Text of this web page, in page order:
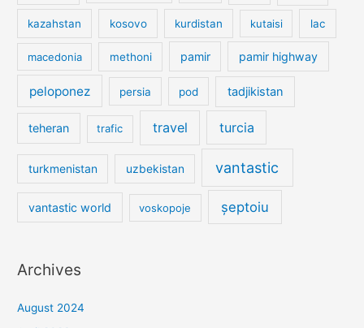
kazahstan kosovo kurdistan kutaisi lac
macedonia methoni pamir pamir highway
peloponez persia pod tadjikistan
teheran trafic travel turcia
turkmenistan uzbekistan vantastic
vantastic world voskopoje șeptoiu
Archives
August 2024